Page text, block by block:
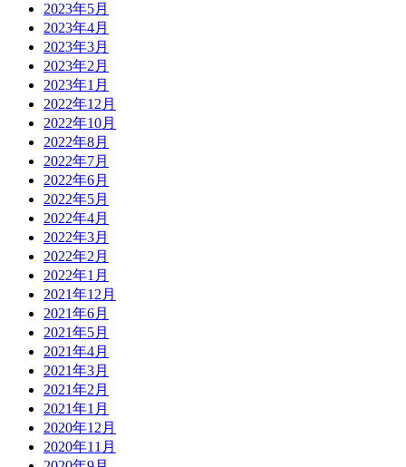
2023年5月
2023年4月
2023年3月
2023年2月
2023年1月
2022年12月
2022年10月
2022年8月
2022年7月
2022年6月
2022年5月
2022年4月
2022年3月
2022年2月
2022年1月
2021年12月
2021年6月
2021年5月
2021年4月
2021年3月
2021年2月
2021年1月
2020年12月
2020年11月